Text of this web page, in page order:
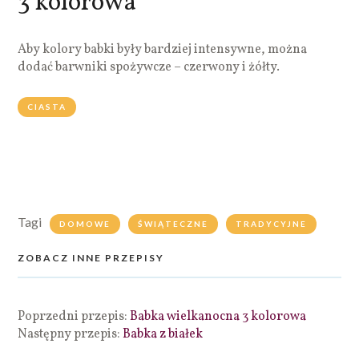
Aby kolory babki były bardziej intensywne, można
dodać barwniki spożywcze – czerwony i żółty.
CIASTA
Tagi DOMOWE ŚWIĄTECZNE TRADYCYJNE
ZOBACZ INNE PRZEPISY
Poprzedni przepis:Babka wielkanocna 3 kolorowa
Następny przepis:Babka z białek